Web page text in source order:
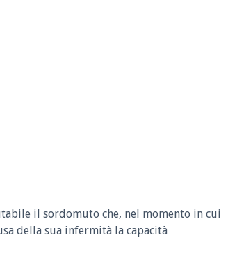
il sordomuto che, nel momento in cui
della sua infermità la capacità